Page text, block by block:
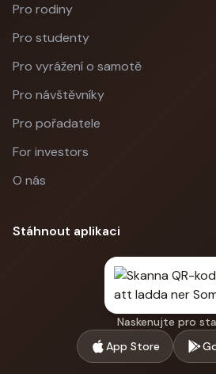
Pro rodiny
Pro studenty
Pro vyrážení o samotě
Pro návštěvníky
Pro pořadatele
For investors
O nás
Stáhnout aplikaci
Naskenujte pro
App Store